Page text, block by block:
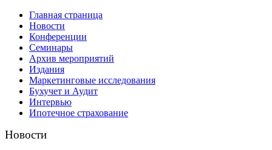
Главная страница
Новости
Конференции
Семинары
Архив мероприятий
Издания
Маркетинговые исследования
Бухучет и Аудит
Интервью
Ипотечное страхование
Новости